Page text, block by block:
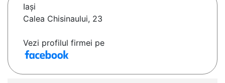
Iaşi
Calea Chisinaului, 23
Vezi profilul firmei pe